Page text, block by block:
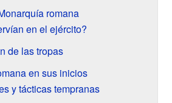
romana
en el ejército?
de las tropas
en sus inicios
y tácticas tempranas